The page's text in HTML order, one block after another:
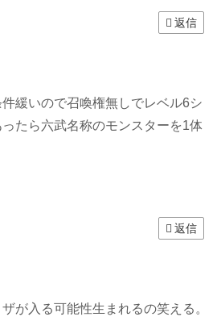
返信
緩いので召喚権無しでレベル6シ
たら六武名称のモンスターを1体
返信
が入る可能性生まれるの笑える。